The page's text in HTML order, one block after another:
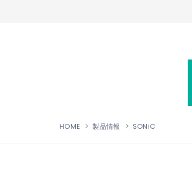
HOME 製品情報 SONiC